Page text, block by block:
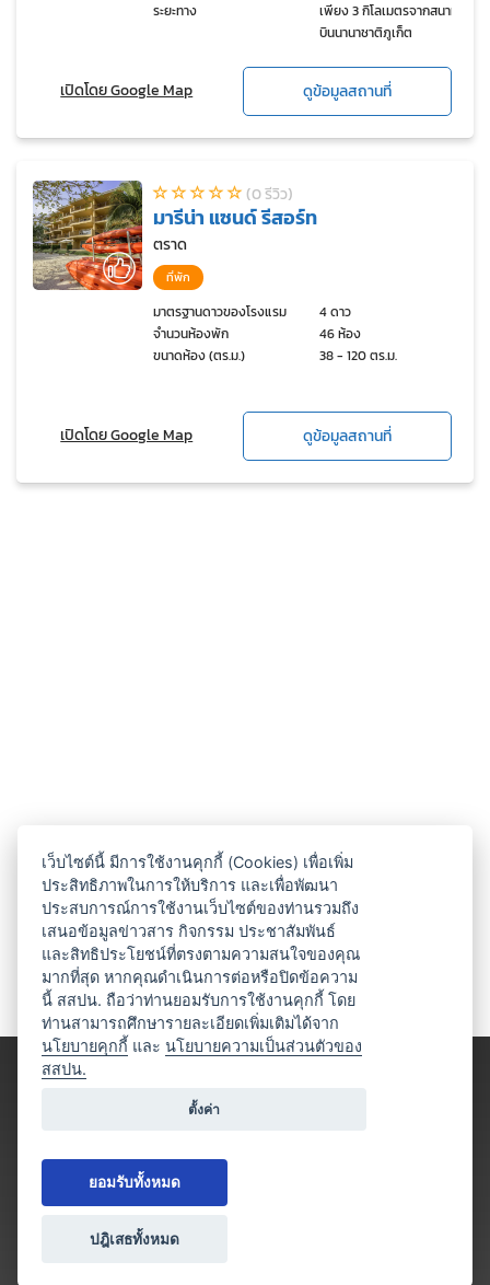
ระยะทาง
เพียง 3 กิโลเมตรจากสนาม
บินนานาชาติภูเก็ต
เปิดโดย Google Map ดูข้อมูลสถานที่
(0 รีวิว)
มารีน่า แซนด์ รีสอร์ท
ตราด
ที่พัก
มาตรฐานดาวของโรงแรม
4 ดาว
จำนวนห้องพัก
46 ห้อง
ขนาดห้อง (ตร.ม.)
38 - 120 ตร.ม.
เปิดโดย Google Map ดูข้อมูลสถานที่
เว็บไซต์นี้ มีการใช้งานคุกกี้ (Cookies) เพื่อเพิ่ม
ประสิทธิภาพในการให้บริการ และเพื่อพัฒนา
ประสบการณ์การใช้งานเว็บไซต์ของท่านรวมถึง
เสนอข้อมูลข่าวสาร กิจกรรม ประชาสัมพันธ์
และสิทธิประโยชน์ที่ตรงตามความสนใจของคุณ
มากที่สุด หากคุณดำเนินการต่อหรือปิดข้อความ
นี้ สสปน. ถือว่าท่านยอมรับการใช้งานคุกกี้ โดย
ท่านสามารถศึกษารายละเอียดเพิ่มเติมได้จาก
นโยบายคุกกี้ และนโยบายความเป็นส่วนตัวของ
สสปน.
ตั้งค่า
ยอมรับทั้งหมด
ปฎิเสธทั้งหมด